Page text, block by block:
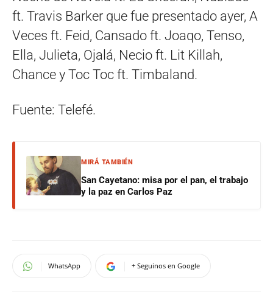
ft. Travis Barker que fue presentado ayer, A
Veces ft. Feid, Cansado ft. Joaqo, Tenso,
Ella, Julieta, Ojalá, Necio ft. Lit Killah,
Chance y Toc Toc ft. Timbaland.
Fuente: Telefé.
MIRÁ TAMBIÉN
San Cayetano: misa por el pan, el trabajo
y la paz en Carlos Paz
WhatsApp + Seguinos en Google